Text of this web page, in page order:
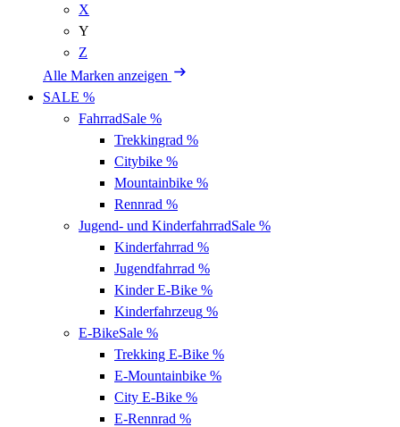
X
Y
Z
Alle Marken anzeigen
SALE %
FahrradSale %
Trekkingrad %
Citybike %
Mountainbike %
Rennrad %
Jugend- und KinderfahrradSale %
Kinderfahrrad %
Jugendfahrrad %
Kinder E-Bike %
Kinderfahrzeug %
E-BikeSale %
Trekking E-Bike %
E-Mountainbike %
City E-Bike %
E-Rennrad %